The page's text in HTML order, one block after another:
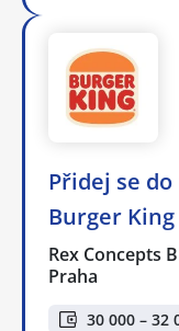
Přidej se
Burger King
Rex Concepts
Praha
30 000 – 32